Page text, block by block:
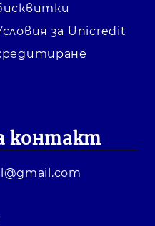
за Unicredit
контакт